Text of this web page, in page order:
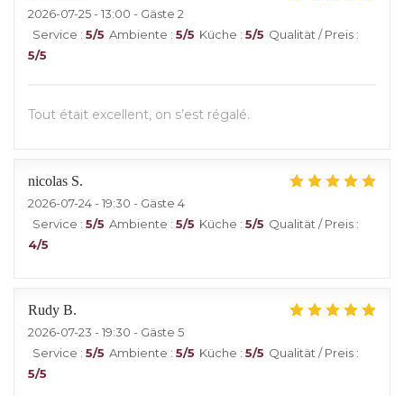
2026-07-25- 13:00 - Gäste 2
Service : 5/5 Ambiente : 5/5 Küche : 5/5 Qualität / Preis :
5/5
Tout était excellent, on s’est régalé.
nicolas S
2026-07-24- 19:30 - Gäste 4
Service : 5/5 Ambiente : 5/5 Küche : 5/5 Qualität / Preis :
4/5
Rudy B
2026-07-23 - 19:30 - Gäste 5
Service : 5/5 Ambiente : 5/5 Küche : 5/5 Qualität / Preis :
5/5